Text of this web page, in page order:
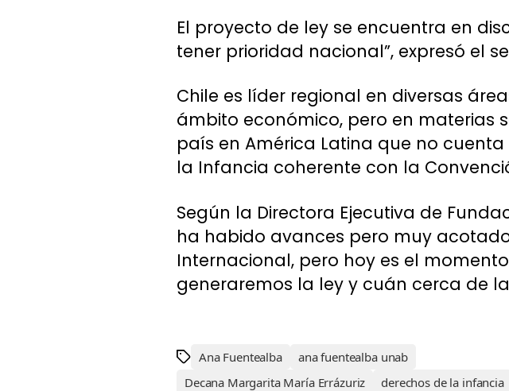
El proyecto de ley se encuentra en
tener prioridad nacional”, expresó el
Chile es líder regional en diversas
ámbito económico, pero en materias
país en América Latina que no
la Infancia coherente con la
Según la Directora Ejecutiva de
ha habido avances pero muy
Internacional, pero hoy es el
generaremos la ley y cuán cerca de
Ana Fuentealba
ana fuentealba unab
Decana Margarita María Errázuriz
derechos de la infancia